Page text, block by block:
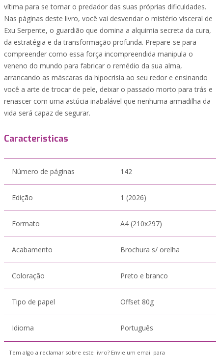
vítima para se tornar o predador das suas próprias dificuldades.
Nas páginas deste livro, você vai desvendar o mistério visceral de
Exu Serpente, o guardião que domina a alquimia secreta da cura,
da estratégia e da transformação profunda. Prepare-se para
compreender como essa força incompreendida manipula o
veneno do mundo para fabricar o remédio da sua alma,
arrancando as máscaras da hipocrisia ao seu redor e ensinando
você a arte de trocar de pele, deixar o passado morto para trás e
renascer com uma astúcia inabalável que nenhuma armadilha da
vida será capaz de segurar.
Características
Número de páginas 142
Edição 1 (2026)
Formato A4 (210x297)
Acabamento Brochura s/ orelha
Coloração Preto e branco
Tipo de papel Offset 80g
Idioma Português
Tem algo a reclamar sobre este livro? Envie um email para